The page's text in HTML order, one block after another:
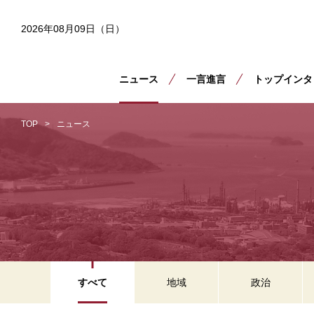
2026年08月09日（日）
ニュース 一言進言 トップイン
TOP ニュース
すべて 地域 政治